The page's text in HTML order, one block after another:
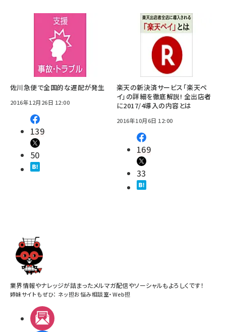
佐川急便で全国的な遅配が発生
2016年12月26日 12:00
139
50
楽天の新決済サービス「楽天ペ
イ」の詳細を徹底解説! 全出店者
に2017/4導入の内容とは
2016年10月6日 12:00
169
33
業界情報やナレッジが詰まったメルマガ配信やソーシャルもよろしくです！
姉妹サイトもぜひ： ネッ担お悩み相談室・Web担